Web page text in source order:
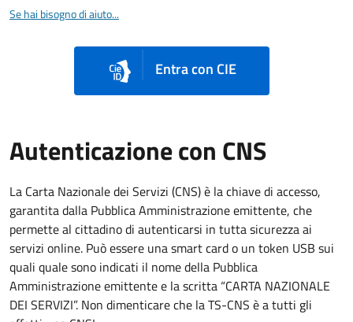
Se hai bisogno di aiuto...
Entra con CIE
Autenticazione con CNS
La Carta Nazionale dei Servizi (CNS) è la chiave di accesso,
garantita dalla Pubblica Amministrazione emittente, che
permette al cittadino di autenticarsi in tutta sicurezza ai
servizi online. Può essere una smart card o un token USB sui
quali quale sono indicati il nome della Pubblica
Amministrazione emittente e la scritta “CARTA NAZIONALE
DEI SERVIZI”. Non dimenticare che la TS-CNS è a tutti gli